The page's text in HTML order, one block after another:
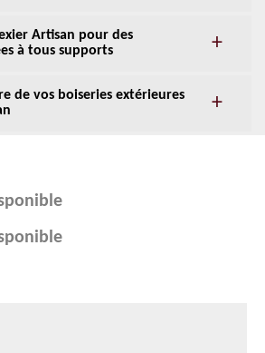
Artisan pour des
à tous supports
de vos boiseries extérieures